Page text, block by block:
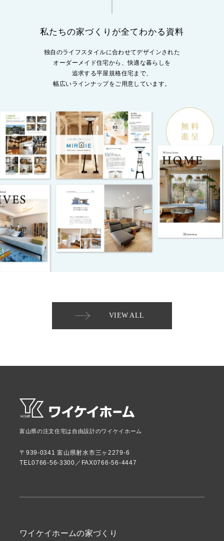
私たちの家づくりが全てわかる資料
独自のライフスタイルに合わせてデザインされた
オーダーメイド住宅から、快適な暮らしを
追求する平屋規格住宅まで、
幅広いラインナップをご用意しています。
VIEW ALL
富山県の注文住宅は自由設計のワイケイホーム
〒939-0341 富山県射水市三ヶ2279-6
TEL0766-56-3300／FAX0766-56-4447
ワイケイホームの家づくり